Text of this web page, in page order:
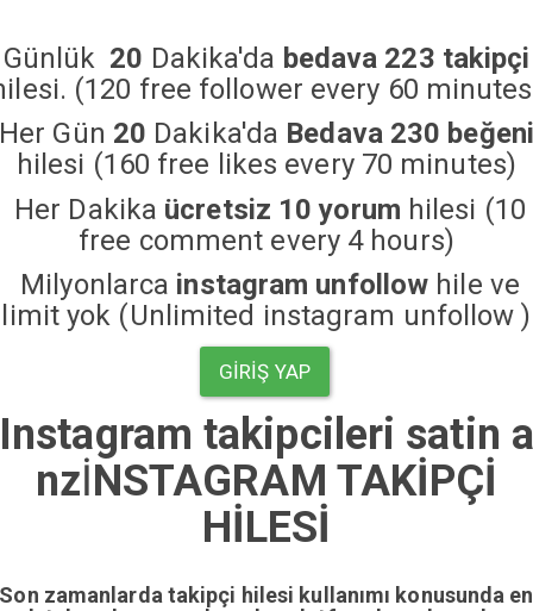
Günlük 20 Dakika'da bedava 223 takipçi
(120 free follower every 60
Her Gün 20 Dakika'da Bedava 230 beğeni
hilesi (160 free likes every 70 minutes)
Her Dakika ücretsiz 10 yorum hilesi (10
free comment every 4 hours)
Milyonlarca instagram unfollow hile ve
limit yok (Unlimited instagram unfollow )
GIRIŞ YAP
Instagram takipcileri satin
nzİNSTAGRAM TAKİPÇİ
HİLESİ
Son zamanlarda takipçi hilesi kullanımı konusunda en